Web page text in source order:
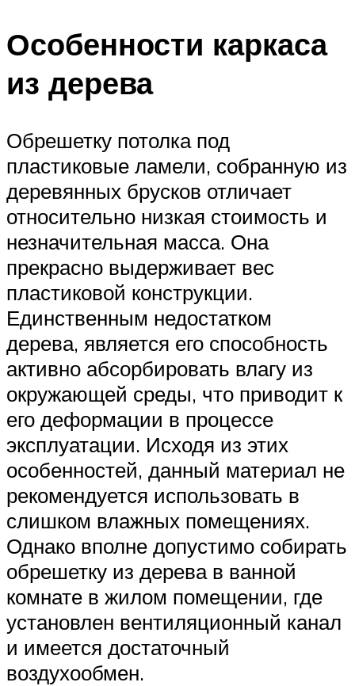
Особенности каркаса
из дерева
Обрешетку потолка под
пластиковые ламели, собранную из
деревянных брусков отличает
относительно низкая стоимость и
незначительная масса. Она
прекрасно выдерживает вес
пластиковой конструкции.
Единственным недостатком
дерева, является его способность
активно абсорбировать влагу из
окружающей среды, что приводит к
его деформации в процессе
эксплуатации. Исходя из этих
особенностей, данный материал не
рекомендуется использовать в
слишком влажных помещениях.
Однако вполне допустимо собирать
обрешетку из дерева в ванной
комнате в жилом помещении, где
установлен вентиляционный канал
и имеется достаточный
воздухообмен.